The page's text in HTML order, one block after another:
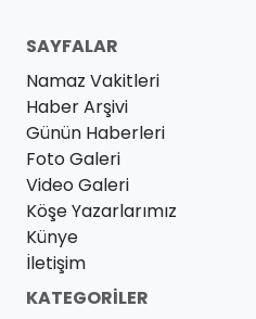
SAYFALAR
Namaz Vakitleri
Haber Arşivi
Günün Haberleri
Foto Galeri
Video Galeri
Köşe Yazarlarımız
Künye
İletişim
KATEGORILER